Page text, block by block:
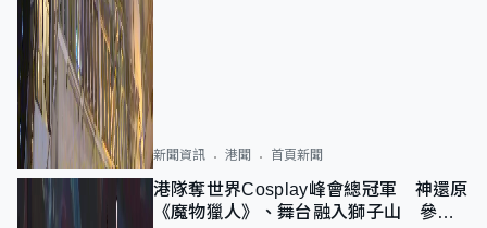
新聞資訊 港聞 首頁新聞
港隊奪世界Cosplay峰會總冠軍 神還原
《魔物獵人》、舞台融入獅子山 參賽